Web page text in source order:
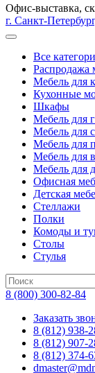
Офис-выставка,
г. Санкт-
Все
Распродажа
Мебель для
Кухонные
Шкафы
Мебель для
Мебель для
Мебель для
Мебель для
Мебель для
Офисная
Детская
Стеллажи
Полки
Комоды и
Столы
Стулья
8 (800) 300-82-84
Заказать
8 (812) 938-
8 (812) 907-
8 (812) 374-